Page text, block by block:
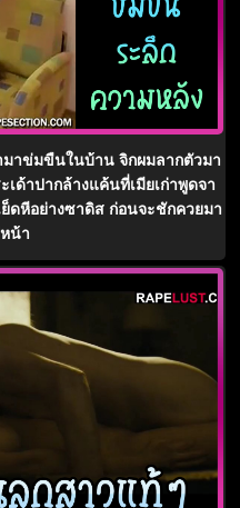
มาข่มขืนในบ้าน จิกผมลากตัวมา
ด้าปากล้างแค้นที่เมียเก่าพูดจา
ดหีอย่างซาดิส ก่อนจะชักควยมา
น้า